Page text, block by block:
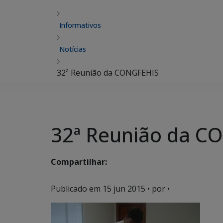
Informativos
Notícias
32ª Reunião da CONGFEHIS
32ª Reunião da
Compartilhar:
Publicado em 15 jun 2015 • por •